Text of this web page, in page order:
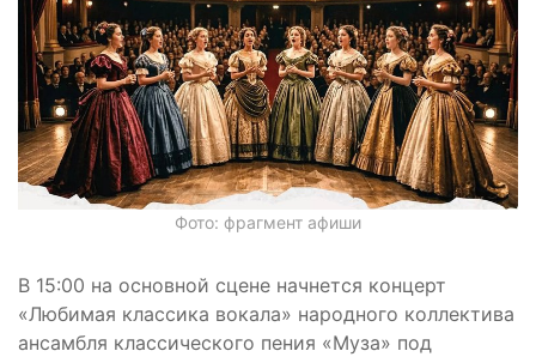
Фото: фрагмент афиши
В 15:00 на основной сцене начнется концерт
«Любимая классика вокала» народного коллектива
ансамбля классического пения «Муза» под